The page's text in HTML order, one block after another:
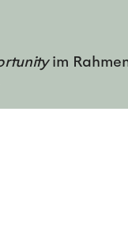
im